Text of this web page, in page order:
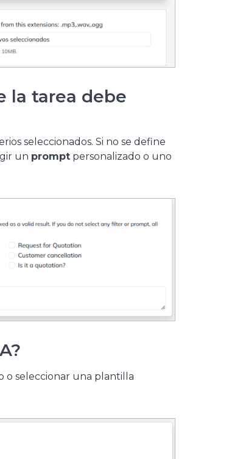
la tarea debe
seleccionados. Si no se define
un promptpersonalizado o uno
o seleccionar una plantilla